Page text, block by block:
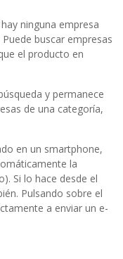
ninguna empresa
buscar empresas
el producto en
y permanece
de una categoría,
en un smartphone,
la
Si lo hace desde el
Pulsando sobre el
a enviar un e-